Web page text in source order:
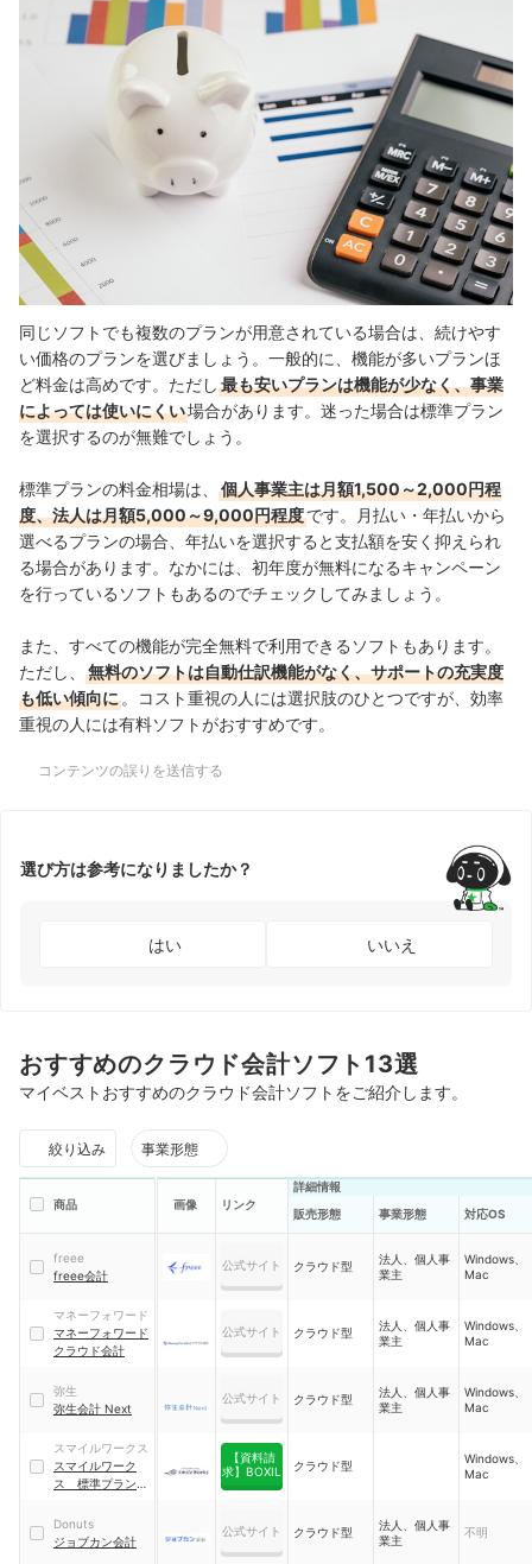
同じソフトでも複数のプランが用意されている場合は、続けやす
い価格のプランを選びましょう。一般的に、機能が多いプランほ
ど料金は高めです。ただし 最も安いプランは機能が少なく、事業
によっては使いにくい場合があります。迷った場合は標準プラン
を選択するのが無難でしょう。
標準プランの料金相場は、
個人事業主は月額1,500～2,000円程
度、法人は月額5,000～9,000円程度です。月払い・年払いから
選べるプランの場合、年払いを選択すると支払額を安く抑えられ
る場合があります。なかには、 初年度が無料になるキャンペーン
を行っているソフトもあるのでチェックしてみましょう。
また、すべての機能が完全無料で利用できるソフトもあります。
ただし、
無料のソフトは自動仕訳機能がなく、サポートの充実度
も低い傾向に。コスト重視の人には選択肢のひとつですが、効率
重視の人には有料ソフトがおすすめです。
コンテンツの誤りを送信する
選び方は参考になりましたか？
はい いいえ
おすすめのクラウド会計ソフト13選
マイベストおすすめのクラウド会計ソフトをご紹介します。
絞り込み 事業形態
商品 画像 リンク
詳細情報
販売形態
事業形態 対応OS
freee
freee会計
公式サイト クラウド型
法人、個人事
業主
Windows、
Mac
マネーフォワード
マネーフォワード
クラウド会計
公式サイト クラウド型
法人、個人事
業主
Windows、
Mac
弥生
弥生会計 Next
公式サイト クラウド型
法人、個人事
業主
Windows、
Mac
スマイルワークス
スマイルワーク
ス 標準プラン
【資料請
求】BOXIL
クラウド型
Windows、
Mac
Donuts
ジョブカン会計
公式サイト クラウド型
法人、個人事
業主
不明